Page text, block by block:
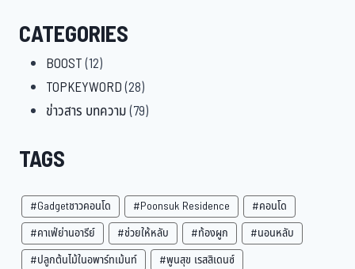
CATEGORIES
BOOST(12)
TOPKEYWORD(28)
ข่าวสาร บทความ(79)
TAGS
#Gadgetชาวคอนโด #Poonsuk Residence
#คอนโด
#คาเฟ่ย่านอารีย์
#ช่วยให้หลับ #ท้องผูก
#นอนหลับ
#ปลูกต้นไม้ในอพาร์ทเม้นท์
#พูนสุข เรสสิเดนซ์